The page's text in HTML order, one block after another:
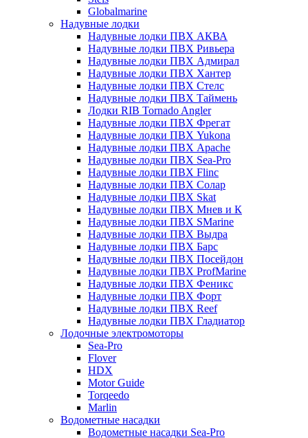
Globalmarine
Надувные лодки
Надувные лодки ПВХ АКВА
Надувные лодки ПВХ Ривьера
Надувные лодки ПВХ Адмирал
Надувные лодки ПВХ Хантер
Надувные лодки ПВХ Стелс
Надувные лодки ПВХ Таймень
Лодки RIB Tornado Angler
Надувные лодки ПВХ Фрегат
Надувные лодки ПВХ Yukona
Надувные лодки ПВХ Apache
Надувные лодки ПВХ Sea-Pro
Надувные лодки ПВХ Flinc
Надувные лодки ПВХ Солар
Надувные лодки ПВХ Skat
Надувные лодки ПВХ Мнев и К
Надувные лодки ПВХ SMarine
Надувные лодки ПВХ Выдра
Надувные лодки ПВХ Барс
Надувные лодки ПВХ Посейдон
Надувные лодки ПВХ ProfMarine
Надувные лодки ПВХ Феникс
Надувные лодки ПВХ Форт
Надувные лодки ПВХ Reef
Надувные лодки ПВХ Гладиатор
Лодочные электромоторы
Sea-Pro
Flover
HDX
Motor Guide
Torqeedo
Marlin
Водометные насадки
Водометные насадки Sea-Pro